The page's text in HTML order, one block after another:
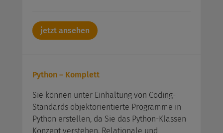
jetzt ansehen
Python – Komplett
Sie können unter Einhaltung von Coding-
Standards objektorientierte Programme in
Python erstellen, da Sie das Python-Klassen
Konzept verstehen. Relationale und